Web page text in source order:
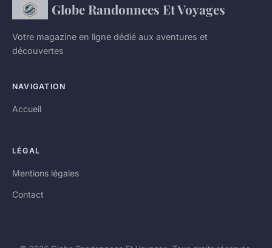
Globe Randonnees Et Voyages
Votre magazine en ligne dédié aux aventures et
découvertes
NAVIGATION
Accueil
LÉGAL
Mentions légales
Contact